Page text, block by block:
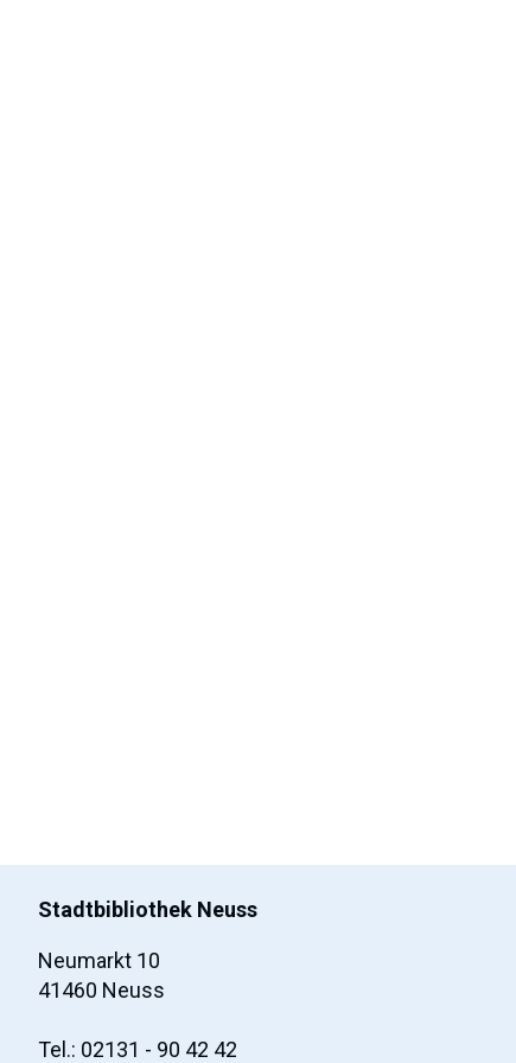
Stadtbibliothek Neuss
Neumarkt 10
41460 Neuss
Tel.: 02131 - 90 42 42